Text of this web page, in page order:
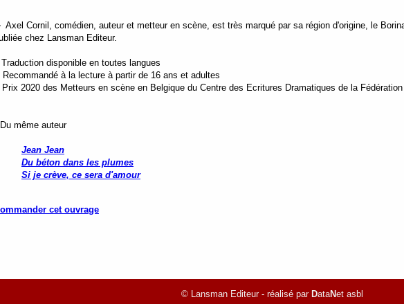
Axel Cornil, comédien, auteur et metteur en scène, est très marqué par sa région d'origine, le
chez Lansman Editeur.
disponible en toutes langues
à la lecture à partir de 16 ans et adultes
2020 des Metteurs en scène en Belgique du Centre des Ecritures Dramatiques de la
même auteur
Jean Jean
Du béton dans les plumes
Si je crève, ce sera d'amour
cet ouvrage
© Lansman Editeur - réalisé par DataNet asbl